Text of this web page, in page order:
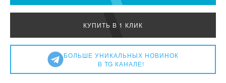
КУПИТЬ В 1 КЛИК
БОЛЬШЕ УНИКАЛЬНЫХ НОВИНОК
В TG КАНАЛЕ!